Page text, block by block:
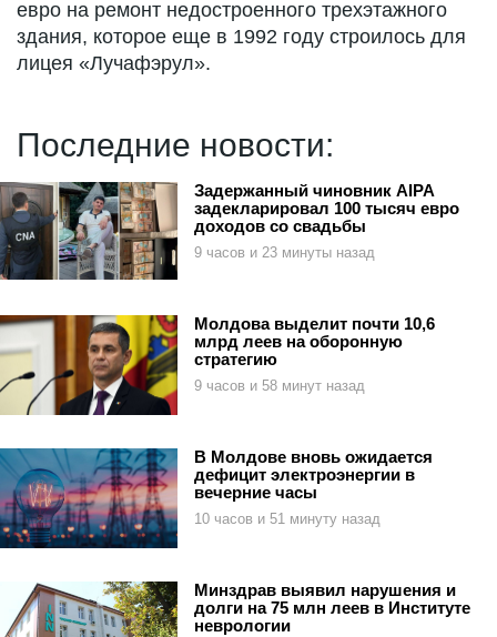
евро на ремонт недостроенного трехэтажного
здания, которое еще в 1992 году строилось для
лицея «Лучафэрул».
Последние новости:
Задержанный чиновник AIPA
задекларировал 100 тысяч евро
доходов со свадьбы
9 часов и 23 минуты назад
Молдова выделит почти 10,6
млрд леев на оборонную
стратегию
9 часов и 58 минут назад
В Молдове вновь ожидается
дефицит электроэнергии в
вечерние часы
10 часов и 51 минуту назад
Минздрав выявил нарушения и
долги на 75 млн леев в Институте
неврологии